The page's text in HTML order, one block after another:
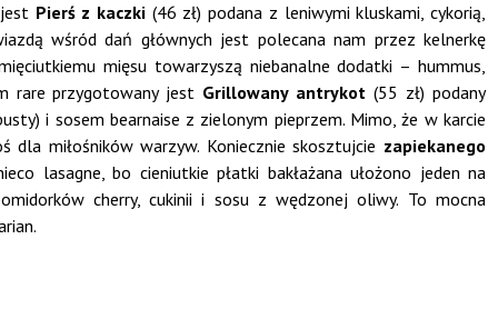
Pierś z kaczki (46 zł) podana z leniwymi kluskami, cykorią,
wśród dań głównych jest polecana nam przez kelnerkę
mięsu towarzyszą niebanalne dodatki – hummus,
rare przygotowany jest Grillowany antrykot (55 zł) podany
i sosem bearnaise z zielonym pieprzem. Mimo, że w karcie
miłośników warzyw. Koniecznie skosztujcie zapiekanego
lasagne, bo cieniutkie płatki bakłażana ułożono jeden na
cherry, cukinii i sosu z wędzonej oliwy. To mocna